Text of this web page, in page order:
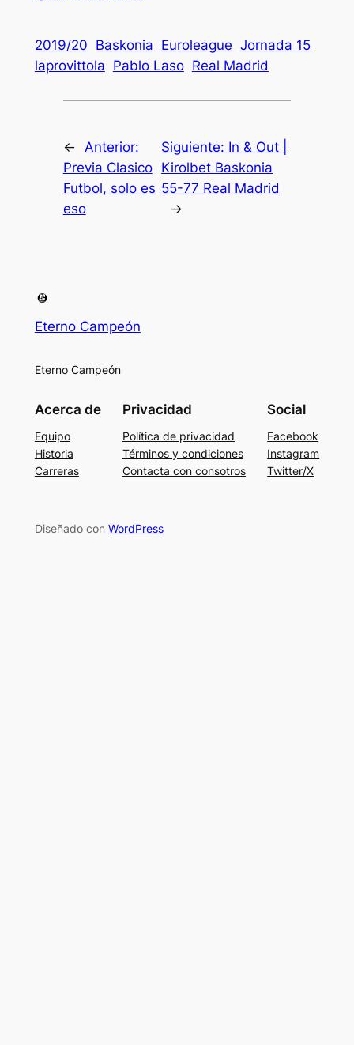
2019/20 Baskonia Euroleague Jornada 15
laprovittola Pablo Laso Real Madrid
← Anterior:
Previa Clasico
Futbol, solo es
eso
Siguiente: In & Out |
Kirolbet Baskonia
55-77 Real Madrid
→
Eterno Campeón
Eterno Campeón
Acerca de
Equipo
Historia
Carreras
Privacidad
Política de privacidad
Términos y condiciones
Contacta con consotros
Social
Facebook
Instagram
Twitter/X
Diseñado con WordPress